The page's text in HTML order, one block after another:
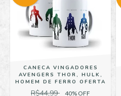
CANECA VINGADORES
AVENGERS THOR, HULK,
HOMEM DE FERRO OFERTA
R$44,99 40% OFF